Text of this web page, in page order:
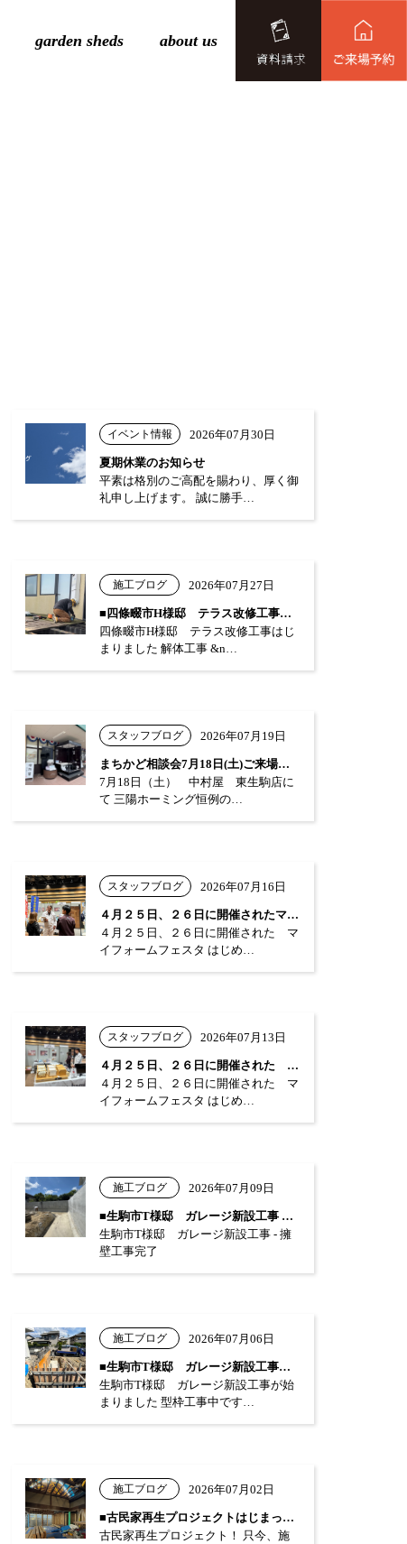
garden sheds about us
イベント情報 2026年07月30日
夏期休業のお知らせ
平素は格別のご高配を賜わり、厚く御
礼申し上げます。 誠に勝手…
施工ブログ 2026年07月27日
■四條畷市H様邸 テラス改修工事はじまり…
四條畷市H様邸 テラス改修工事はじ
まりました 解体工事 &n…
スタッフブログ 2026年07月19日
まちかど相談会7月18日(土)ご来場あり…
7月18日（土） 中村屋 東生駒店に
て 三陽ホーミング恒例の…
スタッフブログ 2026年07月16日
４月２５日、２６日に開催されたマイフォー…
４月２５日、２６日に開催された マ
イフォームフェスタ はじめ…
スタッフブログ 2026年07月13日
４月２５日、２６日に開催された マイフォ…
４月２５日、２６日に開催された マ
イフォームフェスタ はじめ…
施工ブログ 2026年07月09日
■生駒市T様邸 ガレージ新設工事 …
生駒市T様邸 ガレージ新設工事 - 擁
壁工事完了
施工ブログ 2026年07月06日
■生駒市T様邸 ガレージ新設工事が始まり…
生駒市T様邸 ガレージ新設工事が始
まりました 型枠工事中です…
施工ブログ 2026年07月02日
■古民家再生プロジェクトはじまっています…
古民家再生プロジェクト！ 只今、施